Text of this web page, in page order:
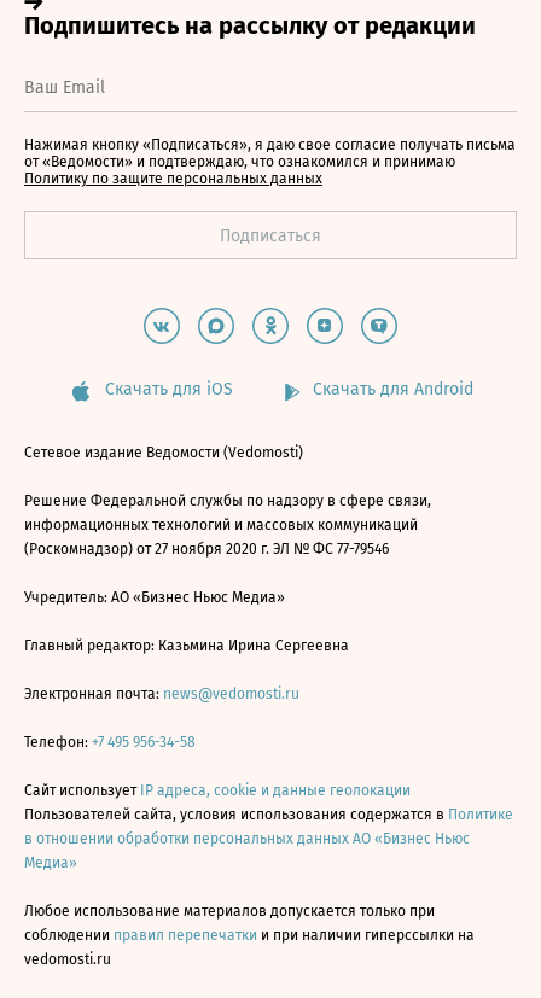
Нажимая кнопку «Подписаться», я даю свое согласие получать письма
от «Ведомости» и подтверждаю, что ознакомился и принимаю
Политику по защите персональных данных
Скачать для iOS Скачать для Android
Сетевое издание Ведомости (Vedomosti)
Решение Федеральной службы по надзору в сфере связи,
информационных технологий и массовых коммуникаций
(Роскомнадзор) от 27 ноября 2020 г. ЭЛ № ФС 77-79546
Учредитель: АО «Бизнес Ньюс Медиа»
Главный редактор: Казьмина Ирина Сергеевна
Электронная почта: news@vedomosti.ru
Телефон: +7 495 956-34-58
Сайт использует IP адреса, cookie и данные геолокации
Пользователей сайта, условия использования содержатся в Политике
в отношении обработки персональных данных АО «Бизнес Ньюс
Медиа»
Любое использование материалов допускается только при
соблюдении правил перепечатки и при наличии гиперссылки на
vedomosti.ru